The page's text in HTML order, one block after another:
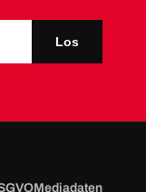
Los
Mediadaten